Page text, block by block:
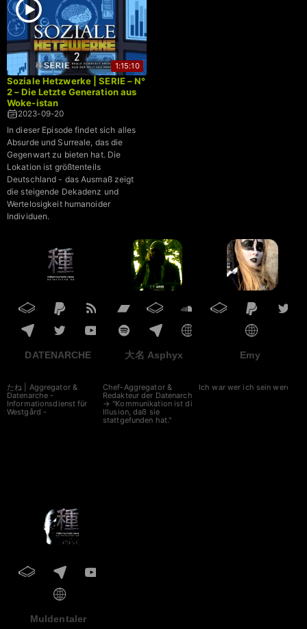
1:15:10
Soziale Hetzwerke | SERIE – N°
2 – Die Letzte Generation aus
Woke-istan
2023-09-20
In dieser Episode findet sich alles
Absurde und Surreale, das die
Gegenwart zu bieten hat. Die
Lokation ist größtenteils
Deutschland - das Ausmaß zeigt
die steigende Dekadenz und
Wertelosigkeit humanoider
Individuen.
DATENARCHE
たね | Aggregator &
Datenarche -
Informationsdienst für
Westgård -
大名 Asphyx
Chef-Aggregator &
Redakteur der Datenarche
→ "Kommunikation ist die
Illusion, daß sie
stattgefunden hat."
Emy
Ich war wer ich sein werde.
Muldentaler